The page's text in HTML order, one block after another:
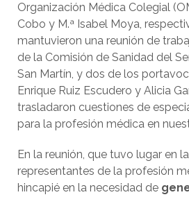
Organización Médica Colegial
Cobo y M.ª Isabel Moya,
mantuvieron una reunión de
de la Comisión de Sanidad del
San Martín, y dos de los
Enrique Ruiz Escudero y Alicia
trasladaron cuestiones de
para la profesión médica en
En la reunión, que tuvo lugar en
representantes de la profesión
hincapié en la necesidad de